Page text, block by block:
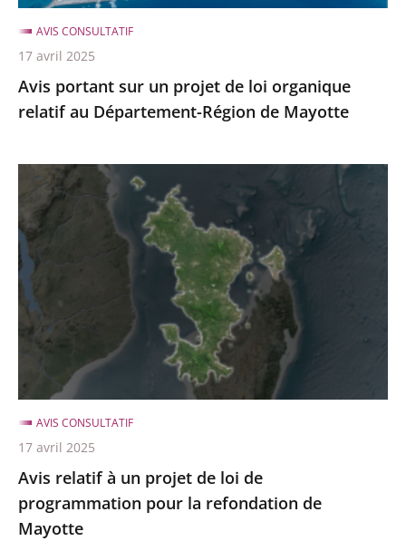
au
Département-
Région
de
Mayotte
Avis portant sur un projet de loi organique
relatif au Département-Région de Mayotte
AVIS CONSULTATIF
17 avril 2025
Avis
relatif
à
un
projet
de
loi
programmation
pour
la
refondation
de
Mayotte
Avis relatif à un projet de loi de
programmation pour la refondation de
Mayotte
AVIS CONSULTATIF
17 avril 2025